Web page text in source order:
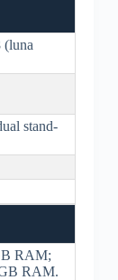
(luna
stand-
RAM;
RAM.